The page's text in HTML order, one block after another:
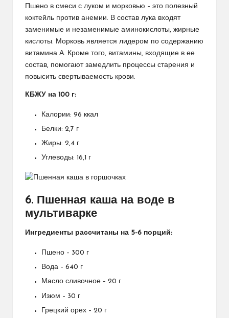
Пшено в смеси с луком и морковью – это полезный
коктейль против анемии. В состав лука входят
заменимые и незаменимые аминокислоты, жирные
кислоты. Морковь является лидером по содержанию
витамина А. Кроме того, витамины, входящие в ее
состав, помогают замедлить процессы старения и
повысить свертываемость крови.
КБЖУ на 100 г:
Калории: 96 ккал
Белки: 2,7 г
Жиры: 2,4 г
Углеводы: 16,1 г
6. Пшенная каша на воде в
мультиварке
Ингредиенты рассчитаны на 5-6 порций:
Пшено – 300 г
Вода – 640 г
Масло сливочное – 20 г
Изюм – 30 г
Грецкий орех – 20 г